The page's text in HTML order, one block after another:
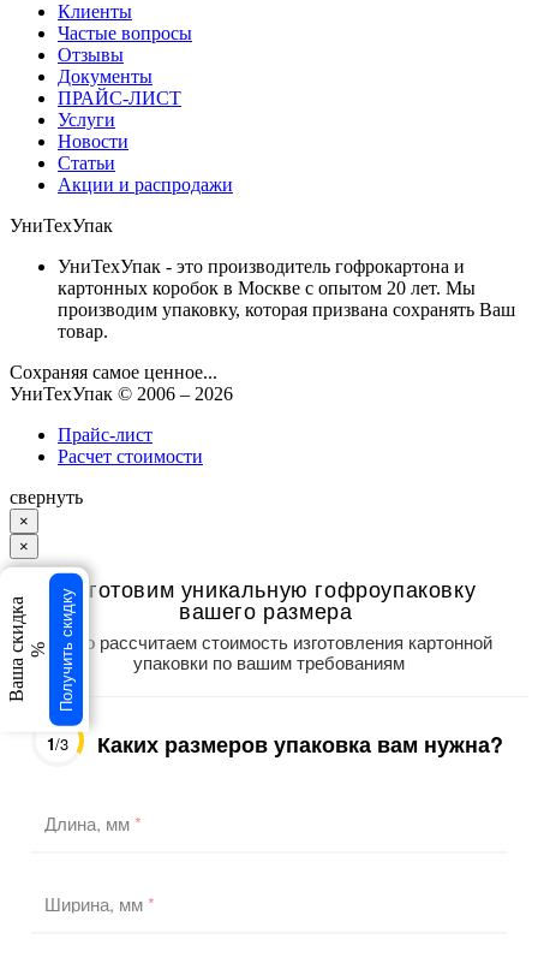
Клиенты
Частые вопросы
Отзывы
Документы
ПРАЙС-ЛИСТ
Услуги
Новости
Статьи
Акции и распродажи
УниТехУпак
УниТехУпак - это производитель гофрокартона и
картонных коробок в Москве с опытом 20 лет. Мы
производим упаковку, которая призвана сохранять Ваш
товар.
Сохраняя самое ценное...
УниТехУпак © 2006 – 2026
Прайс-лист
Расчет стоимости
свернуть
×
×
Изготовим уникальную гофроупаковку
вашего размера
Точно рассчитаем стоимость изготовления картонной
упаковки по вашим требованиям
1/3 Каких размеров упаковка вам нужна?
Длина, мм*
Ширина, мм*
Ваша скидка % Получить скидку